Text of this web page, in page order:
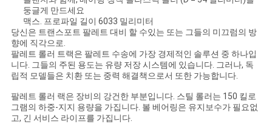
사
이
트
맵
둥글게 만드세요
맥스. 프로파일 길이 6033 밀리미터
당신은 트랜스포트 팔레트 대비 할 수있는 또는 그들의 미끄럼의 방
향에 직각으로.
팔레트 롤러 트랙은 팔레트 수송에 가장 경제적인 솔루션 중 하나입
니다. 그들의 주된 용도는 유량 저장 시스템에 있습니다. 그러나, 독
립적 모델들은 치환 또는 중력 해결책으로서 또한 가능합니다.
팔레트 롤러 랙은 장비의 강건한 부분입니다. 스틸 롤러는 150 킬로
그램의 하중-지지 용량을 가집니다. 볼 베어링은 유지보수가 필요없
고, 긴 서비스 라이프를 가집니다.